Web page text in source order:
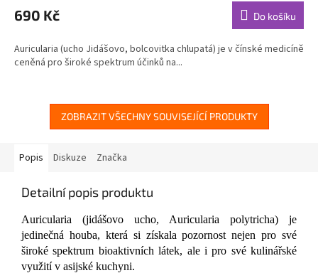
produktu
je
z
5
690 Kč Do košíku
Auricularia (ucho Jidášovo, bolcovitka chlupatá) je v čínské medicíně
ceněná pro široké spektrum účinků na...
ZOBRAZIT VŠECHNY SOUVISEJÍCÍ PRODUKTY
Popis Diskuze Značka
Detailní popis produktu
Auricularia (jidášovo ucho, Auricularia polytricha) je
jedinečná houba, která si získala pozornost nejen pro své
široké spektrum bioaktivních látek, ale i pro své kulinářské
využití v asijské kuchyni.